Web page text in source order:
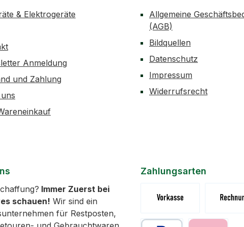
& Elektrogeräte
Anmeldung
und Zahlung
Allgemeine
(AGB)
Bildquellen
Datenschutz
Impressum
Widerrufsrecht
Immer Zuerst bei
schauen! Wir sind ein
für Restposten,
Zahlungsarten
Vorkasse (Überweisung)